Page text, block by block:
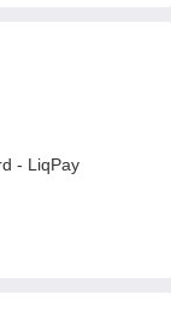
- LiqPay